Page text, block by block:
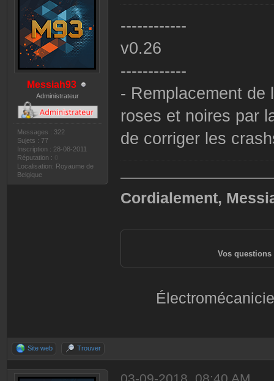
Messiah93
Administrateur
Messages : 322
Sujets : 77
Inscription : 28-08-2011
Réputation :
Localisation: Royaume de
Belgique
------------
v0.26
------------
- Remplacement de
roses et noires par
de corriger les
Cordialement,
Vos questions
Site web Trouver